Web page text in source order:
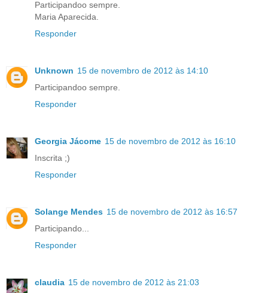
Participandoo sempre.
Maria Aparecida.
Responder
Unknown 15 de novembro de 2012 às 14:10
Participandoo sempre.
Responder
Georgia Jácome 15 de novembro de 2012 às 16:10
Inscrita ;)
Responder
Solange Mendes 15 de novembro de 2012 às 16:57
Participando...
Responder
claudia 15 de novembro de 2012 às 21:03